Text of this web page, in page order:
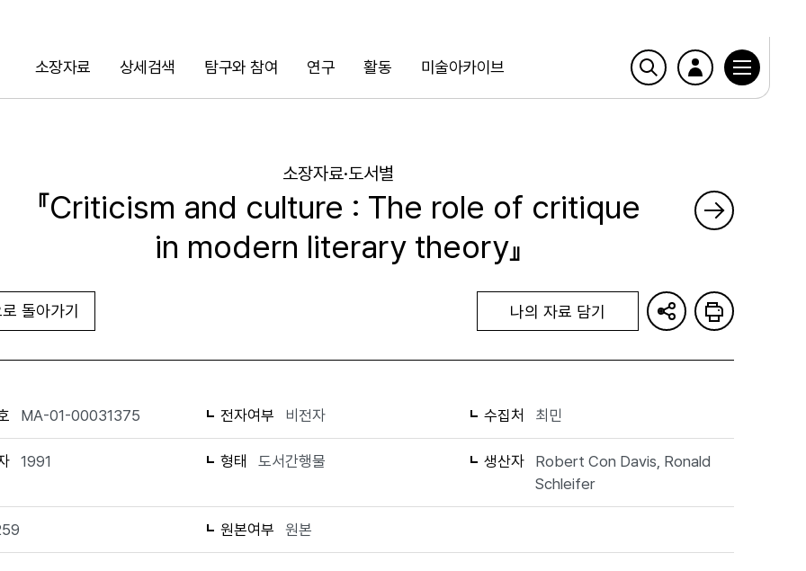
소장자료 상세검색 탐구와 참여 연구 활동 미술아카이브
검색
소장자료·도서별
『Criticism and culture : The role of critique
in modern literary theory』
돌아가기 나의 자료 담기
MA-01-00031375 전자여부 비전자 수집처 최민
1991 형태 도서간행물 생산자
Robert Con Davis, Ronald
Schleifer
원본여부 원본